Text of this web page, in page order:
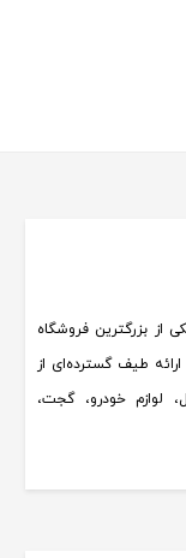
از بزرگترین فروشگاه
طیف گسترده‌ای از
لوازم خودرو، گجت،